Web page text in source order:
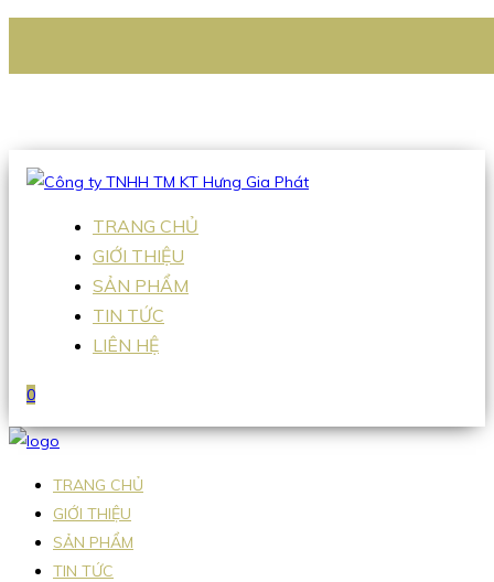
Hotline:0938 336 079
TRANG CHỦ
GIỚI THIỆU
SẢN PHẨM
TIN TỨC
LIÊN HỆ
0
TRANG CHỦ
GIỚI THIỆU
SẢN PHẨM
TIN TỨC